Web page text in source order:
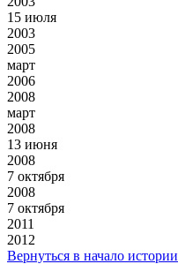
15 июля
2003
2005
март
2006
2008
март
2008
13 июня
2008
7 октября
2008
7 октября
2011
2012
Вернуться в начало истории